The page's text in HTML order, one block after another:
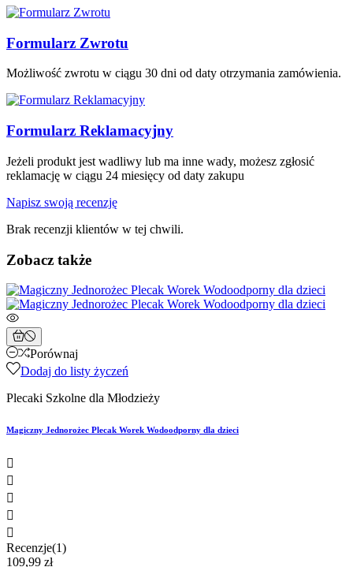
Formularz Zwrotu
Możliwość zwrotu w ciągu 30 dni od daty otrzymania zamówienia.
Formularz Reklamacyjny
Jeżeli produkt jest wadliwy lub ma inne wady, możesz zgłosić
reklamację w ciągu 24 miesięcy od daty zakupu
Napisz swoją recenzję
Brak recenzji klientów w tej chwili.
Zobacz także
Porównaj
Dodaj do listy życzeń
Plecaki Szkolne dla Młodzieży
Magiczny Jednorożec Plecak Worek Wodoodporny dla dzieci





Recenzje(1)
109,99 zł